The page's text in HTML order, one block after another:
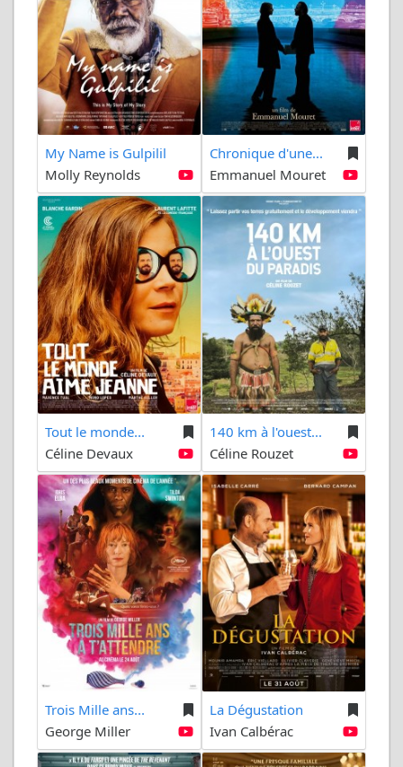
My Name is Gulpilil
Molly Reynolds
Chronique d'une...
Emmanuel Mouret
Tout le monde...
Céline Devaux
140 km à l'ouest...
Céline Rouzet
Trois Mille ans...
George Miller
La Dégustation
Ivan Calbérac